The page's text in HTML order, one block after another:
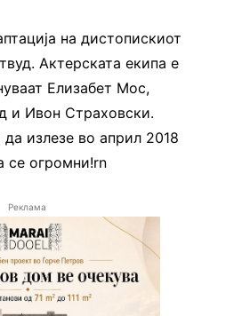
на дистопискиот
Актерската екипа е
Елизабет Мос,
и Ивон Страховски.
излезе во април 2018
се огромни!rn
Реклама